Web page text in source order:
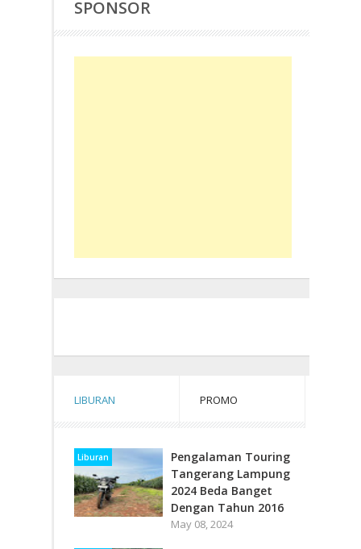
SPONSOR
LIBURAN PROMO
Liburan
Pengalaman Touring
Tangerang Lampung
2024 Beda Banget
Dengan Tahun 2016
May 08, 2024